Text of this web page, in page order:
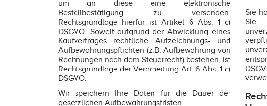
um an diese eine elektronische
Bestellbestätigung zu versenden.
Rechtsgrundlage hierfür ist Artikel 6 Abs. 1 c)
DSGVO. Soweit aufgrund der Abwicklung eines
Kaufvertrages rechtliche Aufzeichnungs- und
Aufbewahrungspflichten (z.B. Aufbewahrung von
Rechnungen nach dem Steuerrecht) bestehen, ist
Rechtsgrundlage der Verarbeitung Art. 6 Abs. 1 c)
DSGVO.
Wir speichern Ihre Daten für die Dauer der
gesetzlichen Aufbewahrungsfristen.
Sie
Sie